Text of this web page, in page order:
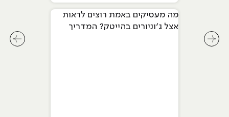
מה מעסיקים באמת רוצים לראות
אצל ג׳וניורים בהייטק? המדריך
לחץ לחץ לשיקופית קודמת בסליידר מאמרים